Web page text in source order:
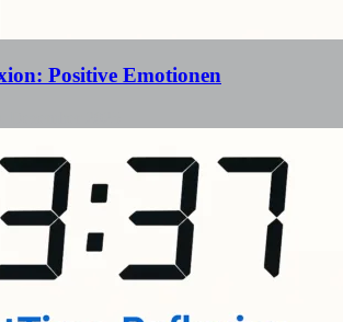
Positive Emotionen